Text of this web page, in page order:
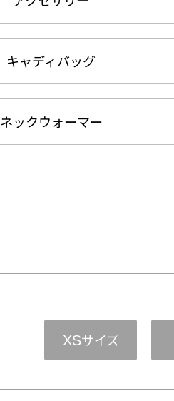
キャディバッグ
ネックウォーマー
XSサイズ